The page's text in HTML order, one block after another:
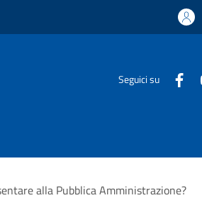
Seguici su
alla Pubblica Amministrazione?